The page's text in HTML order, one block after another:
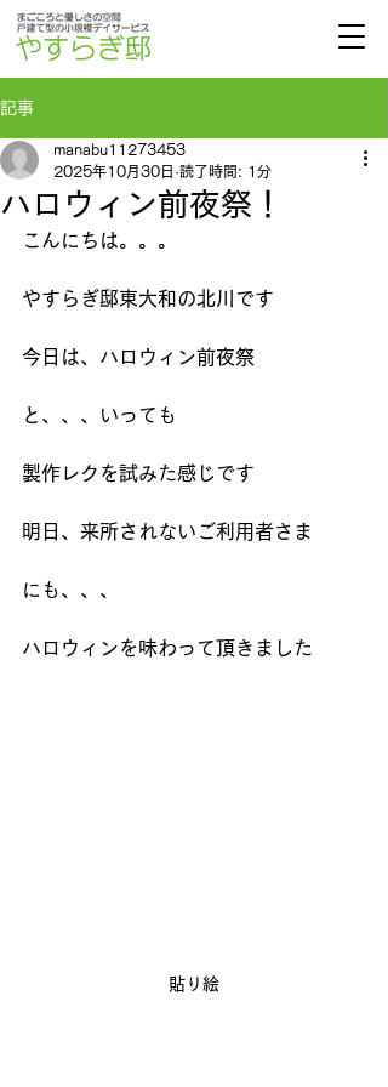
記事
ハロウィン前夜祭！
manabu11273453
2025年10月30日 読了時間: 1分
こんにちは。。。
やすらぎ邸東大和の北川です
今日は、ハロウィン前夜祭
と、、、いっても
製作レクを試みた感じです
明日、来所されないご利用者さま
にも、、、
ハロウィンを味わって頂きました
貼り絵